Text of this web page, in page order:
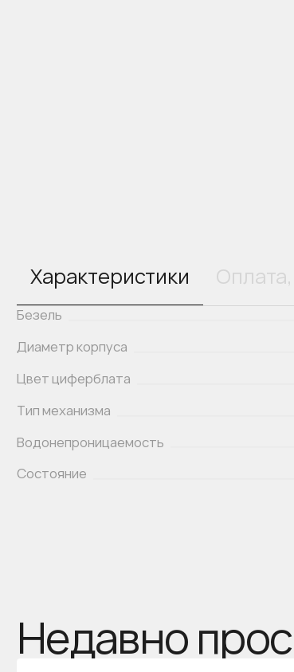
Характеристики
Безель
Диаметр корпуса
Цвет циферблата
Тип механизма
Водонепроницаемость
Состояние
Недавно